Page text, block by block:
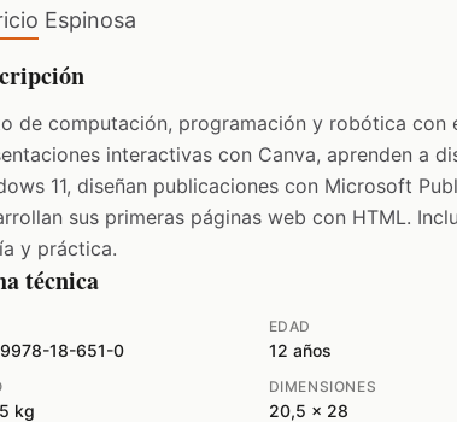
Espinosa
de computación, programación y robótica con
interactivas con Canva, aprenden a
11, diseñan publicaciones con Microsoft
sus primeras páginas web con HTML.
y práctica.
técnica
18-651-0
EDAD
12 años
kg
DIMENSIONES
20,5 x 28